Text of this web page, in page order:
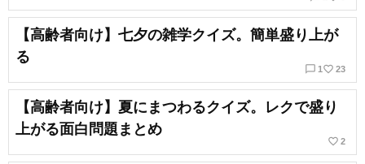
【高齢者向け】七夕の雑学クイズ。簡単盛り上が
る
chat_bubble_outline 1 favorite_border 23
【高齢者向け】夏にまつわるクイズ。レクで盛り
上がる面白問題まとめ
favorite_border 2